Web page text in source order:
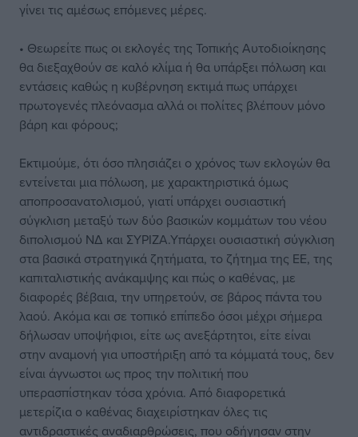
γίνει τις αμέσως επόμενες μέρες.
• Θεωρείτε πως οι εκλογές της Τοπικής Αυτοδιοίκησης
θα διεξαχθούν σε καλό κλίμα ή θα υπάρξει πόλωση και
εντάσεις καθώς η κυβέρνηση εκτιμά πως υπάρχει
πρωτογενές πλεόνασμα αλλά οι πολίτες βλέπουν μόνο
βάρη και φόρους;
Εκτιμούμε, ότι όσο πλησιάζει ο χρόνος των εκλογών θα
εντείνεται μια πόλωση, με χαρακτηριστικά όμως
αποπροσανατολισμού, γιατί υπάρχει ουσιαστική
σύγκλιση μεταξύ των δύο βασικών κομμάτων του νέου
διπολισμού ΝΔ και ΣΥΡΙΖΑ.Υπάρχει ουσιαστική σύγκλιση
στα βασικά στρατηγικά ζητήματα, το ζήτημα της ΕΕ, της
καπιταλιστικής ανάκαμψης και πώς ο καθένας, με
διαφορές βέβαια, την υπηρετούν, σε βάρος πάντα του
λαού. Ακόμα και σε τοπικό επίπεδο όσοι μέχρι σήμερα
δήλωσαν υποψήφιοι, είτε ως ανεξάρτητοι, είτε είναι
στην αναμονή για υποστήριξη από τα κόμματά τους, δεν
είναι άγνωστοι ως προς την πολιτική που
υπερασπίστηκαν τόσα χρόνια. Από διαφορετικά
μετερίζια ο καθένας διαχειρίστηκαν όλες τις
αντιδραστικές αναδιαρθρώσεις, που οδήγησαν στην